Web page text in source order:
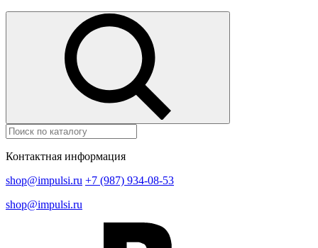
Контактная информация
shop@impulsi.ru +7 (987) 934-08-53
shop@impulsi.ru